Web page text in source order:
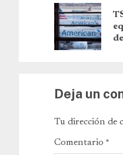
Deja un
Tu dirección de
Comentario *